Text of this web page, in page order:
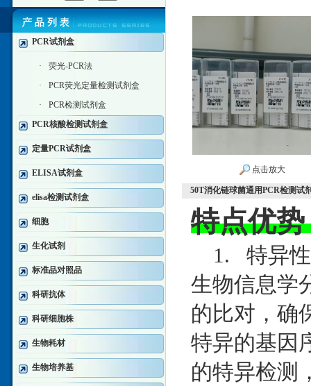
PCR试剂盒
·
荧光-PCR法
·
PCR荧光定量检测试剂盒
·
PCR检测试剂盒
PCR核酸检测试剂盒
定量PCR试剂盒
ELISA试剂盒
elisa检测试剂盒
细胞
生化试剂
标准品对照品
科研抗体
科研细胞株
生物耗材
生物培养基
点击放大
50T消化链球菌通用PCR检测试
特点优势
1. 特异性
生物信息学
的比对，确
特异的基因
的特异检测